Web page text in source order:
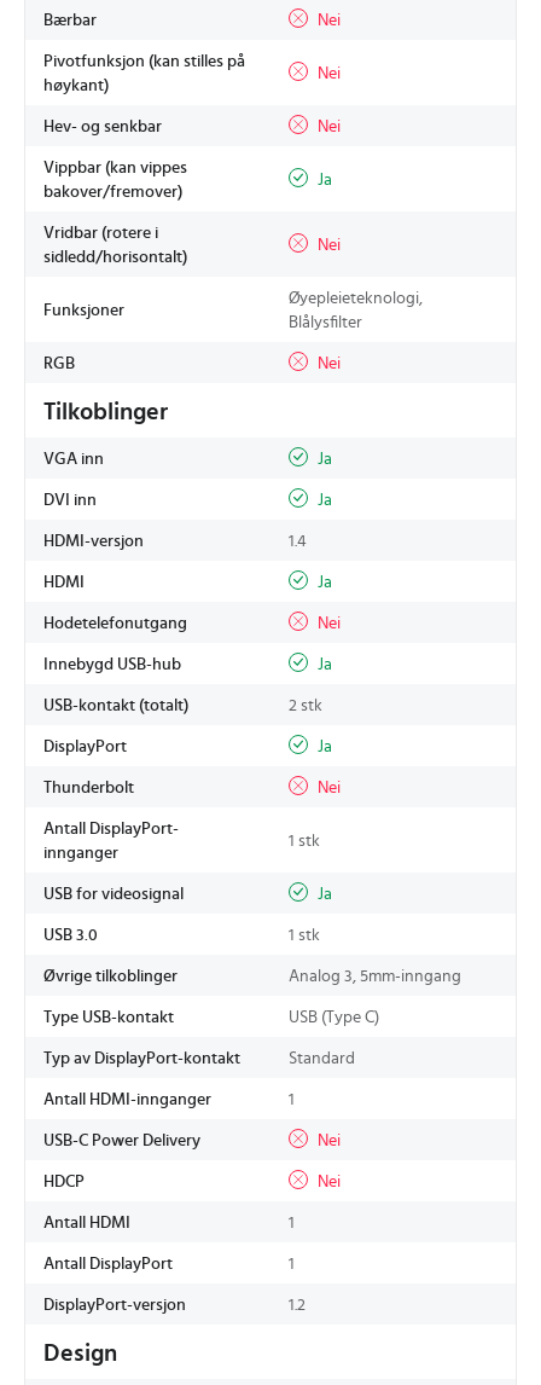
Bærbar Nei
Pivotfunksjon (kan stilles på
høykant)
Nei
Hev- og senkbar Nei
Vippbar (kan vippes
bakover/fremover)
Ja
Vridbar (rotere i
sidledd/horisontalt)
Nei
Funksjoner
Øyepleieteknologi,
Blålysfilter
RGB Nei
Tilkoblinger
VGA inn Ja
DVI inn Ja
HDMI-versjon 1.4
HDMI Ja
Hodetelefonutgang Nei
Innebygd USB-hub Ja
USB-kontakt (totalt) 2 stk
DisplayPort Ja
Thunderbolt Nei
Antall DisplayPort-
innganger
1 stk
USB for videosignal Ja
USB 3.0 1 stk
Øvrige tilkoblinger Analog 3, 5mm-inngang
Type USB-kontakt USB (Type C)
Typ av DisplayPort-kontakt Standard
Antall HDMI-innganger 1
USB-C Power Delivery Nei
HDCP Nei
Antall HDMI 1
Antall DisplayPort 1
DisplayPort-versjon 1.2
Design